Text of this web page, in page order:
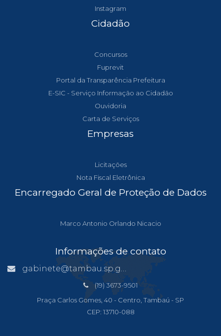
Instagram
Cidadão
Concursos
Fuprevit
Portal da Transparência Prefeitura
E-SIC - Serviço Informação ao Cidadão
Ouvidoria
Carta de Serviços
Empresas
Licitações
Nota Fiscal Eletrônica
Encarregado Geral de Proteção de Dados
Marco Antonio Orlando Nicacio
Informações de contato
gabinete@tambau.sp.gov.br
(19) 3673-9501
Praça Carlos Gomes, 40 - Centro, Tambaú - SP
CEP: 13710-088